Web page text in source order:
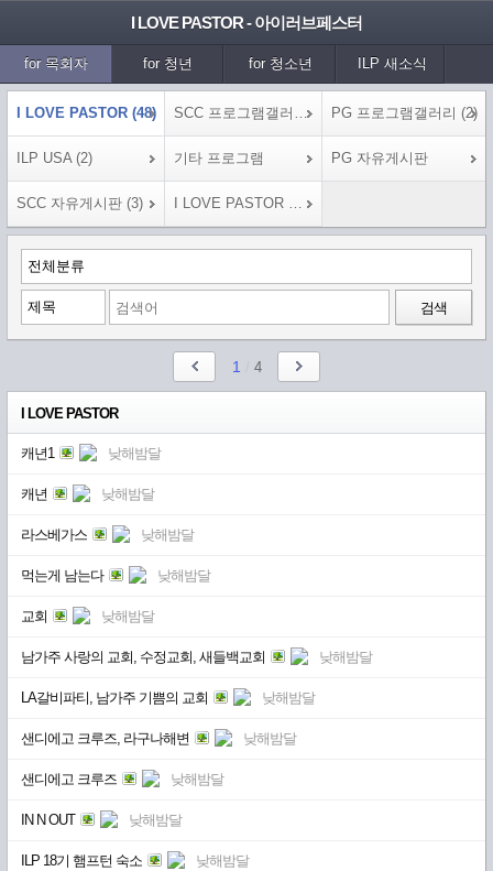
I LOVE PASTOR - 아이러브페스터
for 목회자 for 청년 for 청소년 ILP 새소식
티
I LOVE PASTOR (48) SCC 프로그램갤러리 (7) PG 프로그램갤러리 (2)
ILP USA (2) 기타 프로그램 PG 자유게시판
SCC 자유게시판 (3) I LOVE PASTOR 자유게시판 (3247)
검색
1 4
I LOVE PASTOR
캐년1 낮해밤달
캐년 낮해밤달
라스베가스 낮해밤달
먹는게 남는다 낮해밤달
교회 낮해밤달
남가주 사랑의 교회, 수정교회, 새들백교회 낮해밤달
LA갈비파티, 남가주 기쁨의 교회 낮해밤달
샌디에고 크루즈, 라구나해변 낮해밤달
샌디에고 크루즈 낮해밤달
IN N OUT 낮해밤달
ILP 18기 햄프턴 숙소 낮해밤달